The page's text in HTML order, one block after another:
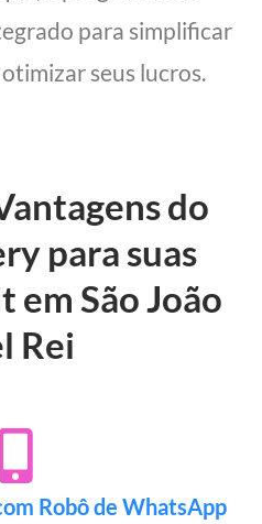
para simplificar
seus lucros.
do
para suas
em São João
Rei
Robô de WhatsApp